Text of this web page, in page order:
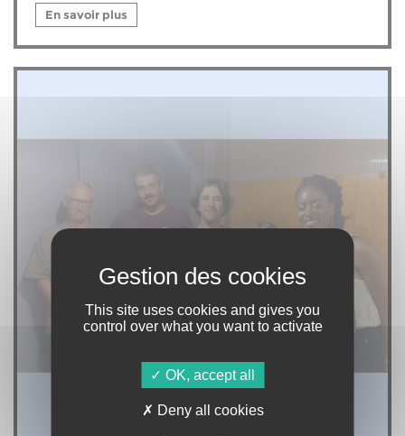
En savoir plus
This site uses cookies and gives you
control over what you want to activate
OK, accept all
Deny all cookies